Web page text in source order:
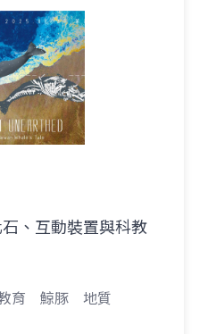
、互動裝置與科教
育 鯨豚 地質